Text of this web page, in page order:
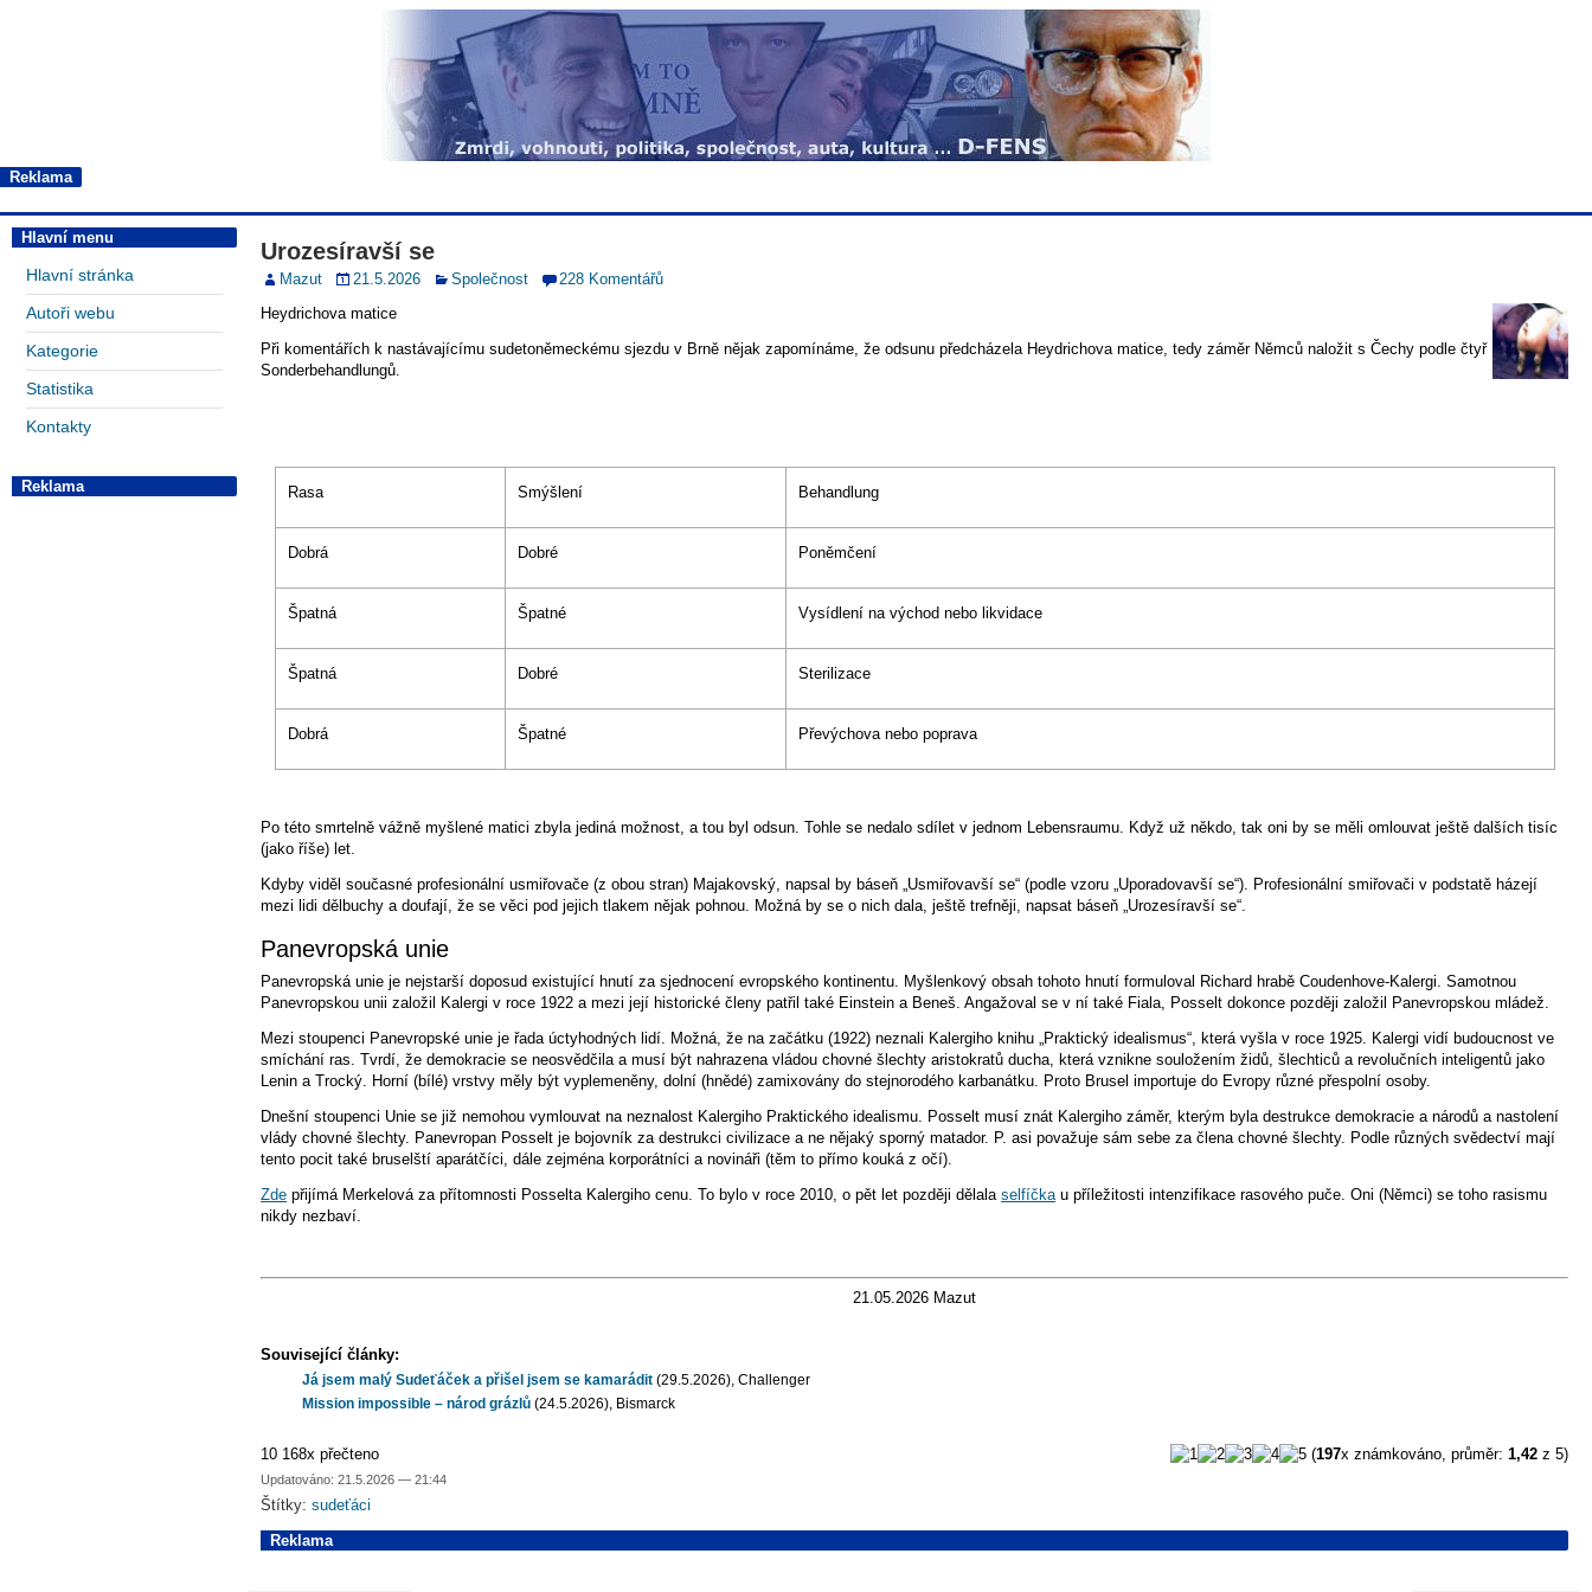
Reklama
Hlavní menu
Hlavní stránka
Autoři webu
Kategorie
Statistika
Kontakty
Reklama
Urozesíravší se
Mazut 21.5.2026 Společnost
228 Komentářů
Heydrichova matice
Při komentářích k nastávajícímu sudetoněmeckému sjezdu v Brně nějak zapomínáme, že odsunu předcházela Heydrichova matice, tedy záměr Němců naložit s Čechy podle čtyř
Sonderbehandlungů.
Rasa Smýšlení Behandlung
Dobrá Dobré Poněmčení
Špatná Špatné Vysídlení na východ nebo likvidace
Špatná Dobré Sterilizace
Dobrá Špatné Převýchova nebo poprava
Po této smrtelně vážně myšlené matici zbyla jediná možnost, a tou byl odsun. Tohle se nedalo sdílet v jednom Lebensraumu. Když už někdo, tak oni by se měli omlouvat ještě dalších tisíc
(jako říše) let.
Kdyby viděl současné profesionální usmiřovače (z obou stran) Majakovský, napsal by báseň „Usmiřovavší se“ (podle vzoru „Uporadovavší se“). Profesionální smiřovači v podstatě házejí
mezi lidi dělbuchy a doufají, že se věci pod jejich tlakem nějak pohnou. Možná by se o nich dala, ještě trefněji, napsat báseň „Urozesíravší se“.
Panevropská unie
Panevropská unie je nejstarší doposud existující hnutí za sjednocení evropského kontinentu. Myšlenkový obsah tohoto hnutí formuloval Richard hrabě Coudenhove-Kalergi. Samotnou
Panevropskou unii založil Kalergi v roce 1922 a mezi její historické členy patřil také Einstein a Beneš. Angažoval se v ní také Fiala, Posselt dokonce později založil Panevropskou mládež.
Mezi stoupenci Panevropské unie je řada úctyhodných lidí. Možná, že na začátku (1922) neznali Kalergiho knihu „Praktický idealismus“, která vyšla v roce 1925. Kalergi vidí budoucnost ve
smíchání ras. Tvrdí, že demokracie se neosvědčila a musí být nahrazena vládou chovné šlechty aristokratů ducha, která vznikne souložením židů, šlechticů a revolučních inteligentů jako
Lenin a Trocký. Horní (bílé) vrstvy měly být vyplemeněny, dolní (hnědé) zamixovány do stejnorodého karbanátku. Proto Brusel importuje do Evropy různé přespolní osoby.
Dnešní stoupenci Unie se již nemohou vymlouvat na neznalost Kalergiho Praktického idealismu. Posselt musí znát Kalergiho záměr, kterým byla destrukce demokracie a národů a nastolení
vlády chovné šlechty. Panevropan Posselt je bojovník za destrukci civilizace a ne nějaký sporný matador. P. asi považuje sám sebe za člena chovné šlechty. Podle různých svědectví mají
tento pocit také bruselští aparátčíci, dále zejména korporátníci a novináři (těm to přímo kouká z očí).
Zde přijímá Merkelová za přítomnosti Posselta Kalergiho cenu. To bylo v roce 2010, o pět let později dělalaselfíčkau příležitosti intenzifikace rasového puče. Oni (Němci) se toho rasismu
nikdy nezbaví.
21.05.2026 Mazut
Související články:
Já jsem malý Sudeťáček a přišel jsem se kamarádit (29.5.2026), Challenger
Mission impossible – národ grázlů (24.5.2026), Bismarck
(197x známkováno, průměr: 1,42 z 5)
10 168x přečteno
Updatováno: 21.5.2026 — 21:44
Štítky:sudeťáci
Reklama